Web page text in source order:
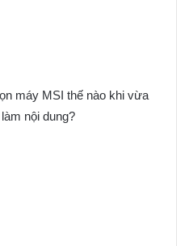
máy MSI thế nào khi vừa
nội dung?